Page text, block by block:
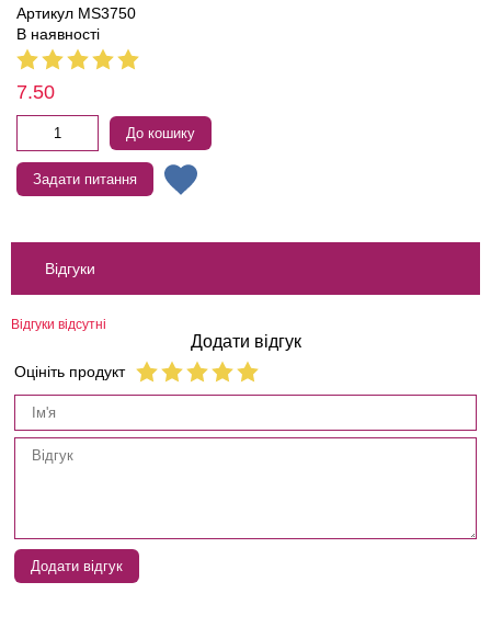
Артикул MS3750
В наявності
7.50
До кошику
Задати питання
Відгуки
Відгуки відсутні
Додати відгук
Оцініть продукт
Додати відгук